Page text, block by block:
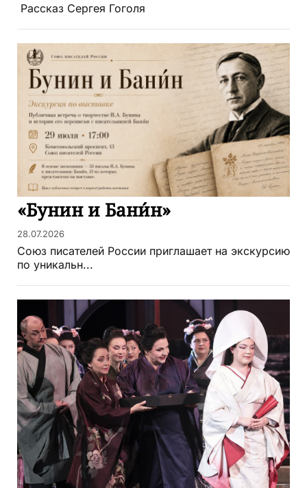
​ Рассказ Сергея Гоголя
«Бунин и Бани́н»
28.07.2026
Союз писателей России приглашает на экскурсию
по уникальн...